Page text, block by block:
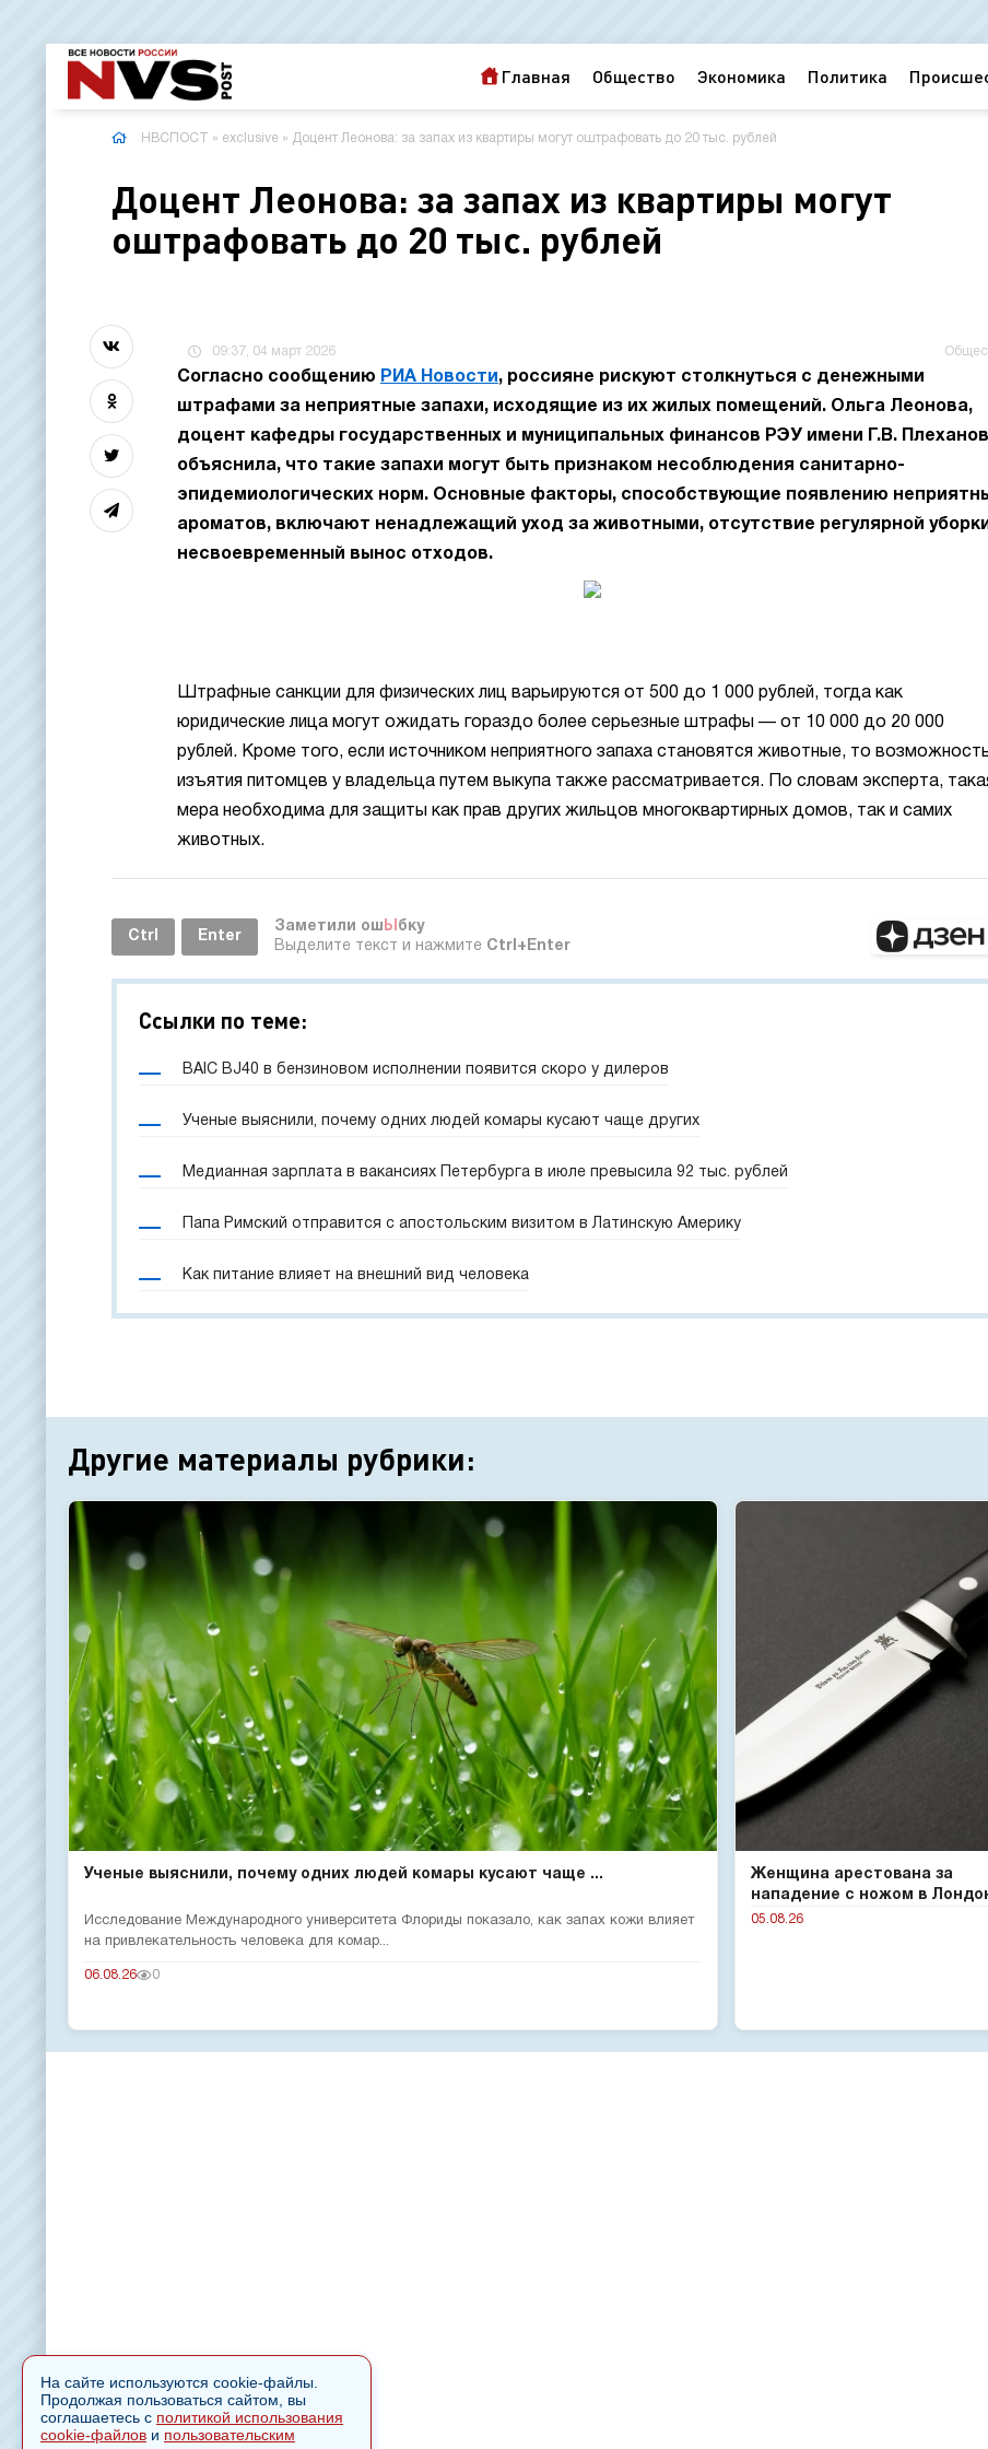
Главная Общество Экономика Политика
НВСПОСТ » exclusive » Доцент Леонова: за запах из квартиры могут оштрафовать до 20 тыс. рублей
Доцент Леонова: за запах из квартиры могут
оштрафовать до 20 тыс. рублей
09:37, 04 март 2026
Согласно сообщению РИА Новости , россияне рискуют столкнуться с денежными
штрафами за неприятные запахи, исходящие из их жилых помещений. Ольга Леонова,
доцент кафедры государственных и муниципальных финансов РЭУ имени Г.В.
объяснила, что такие запахи могут быть признаком несоблюдения санитарно-
эпидемиологических норм. Основные факторы, способствующие появлению
ароматов, включают ненадлежащий уход за животными, отсутствие регулярной
несвоевременный вынос отходов.
Штрафные санкции для физических лиц варьируются от 500 до 1 000 рублей, тогда как
юридические лица могут ожидать гораздо более серьезные штрафы — от 10 000 до 20 000
рублей. Кроме того, если источником неприятного запаха становятся животные, то
изъятия питомцев у владельца путем выкупа также рассматривается. По словам эксперта,
мера необходима для защиты как прав других жильцов многоквартирных домов, так и самих
животных.
Ctrl Enter
Заметили ош Ы бку
Выделите текст и нажмите Ctrl+Enter
Ссылки по теме:
BAIC BJ40 в бензиновом исполнении появится скоро у дилеров
Ученые выяснили, почему одних людей комары кусают чаще других
Медианная зарплата в вакансиях Петербурга в июле превысила 92 тыс. рублей
Папа Римский отправится с апостольским визитом в Латинскую Америку
Как питание влияет на внешний вид человека
Другие материалы рубрики:
Ученые выяснили, почему одних людей комары кусают чаще ...
Исследование Международного университета Флориды показало, как запах кожи влияет
на привлекательность человека для комар...
06.08.26 0
Женщина арестована за
нападение с ножом в
05.08.26
На сайте используются cookie-файлы.
Продолжая пользоваться сайтом, вы
соглашаетесь с политикой использования
cookie-файлов и пользовательским